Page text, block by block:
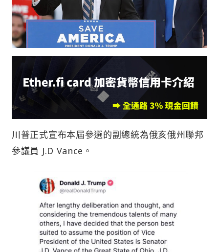
川普正式宣布本屆參選的副總統為俄亥俄州聯邦
參議員 J.D Vance。